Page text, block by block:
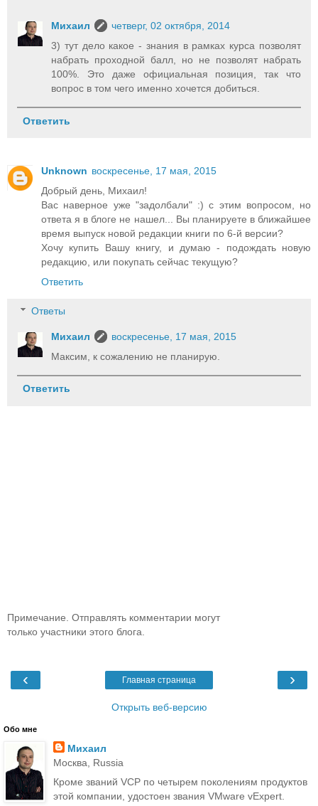
Михаил
четверг, 02 октября, 2014
3) тут дело какое - знания в рамках курса позволят
набрать проходной балл, но не позволят набрать
100%. Это даже официальная позиция, так что
вопрос в том чего именно хочется добиться.
Ответить
Unknown воскресенье, 17 мая, 2015
Добрый день, Михаил!
Вас наверное уже "задолбали" :) с этим вопросом, но
ответа я в блоге не нашел... Вы планируете в ближайшее
время выпуск новой редакции книги по 6-й версии?
Хочу купить Вашу книгу, и думаю - подождать новую
редакцию, или покупать сейчас текущую?
Ответить
Ответы
Михаил
воскресенье, 17 мая, 2015
Максим, к сожалению не планирую.
Ответить
Примечание. Отправлять комментарии могут
только участники этого блога.
‹ ›
Главная страница
Открыть веб-версию
Обо мне
Михаил
Москва, Russia
Кроме званий VCP по четырем поколениям продуктов
этой компании, удостоен звания VMware vExpert.